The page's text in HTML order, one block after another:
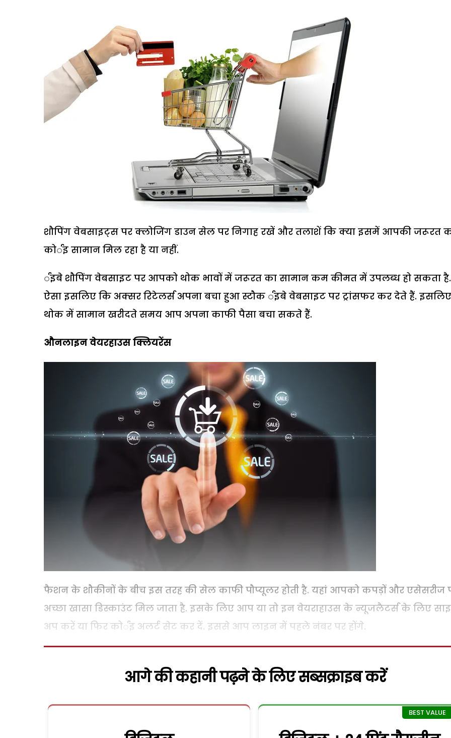
शौपिंग वेबसाइट्स पर क्लोजिंग डाउन सेल पर निगाह रखें और तलाशें कि क्या इसमें आपकी जरूरत
कोर्इ सामान मिल रहा है या नहीं.
र्इबे शौपिंग वेबसाइट पर आपको थोक भावों में जरूरत का सामान कम कीमत में उपलब्ध हो सकता है.
ऐसा इसलिए कि अक्सर रिटेलर्स अपना बचा हुआ स्टौक र्इबे वेबसाइट पर ट्रांसफर कर देते हैं. इसलिए
थोक में सामान खरीदते समय आप अपना काफी पैसा बचा सकते हैं.
औनलाइन वेयरहाउस क्लियरेंस
फैशन के शौकीनों के बीच इस तरह की सेल काफी पौप्यूलर होती है. यहां आपको कपड़ों और एसेसरीज
अच्छा खासा डिस्काउंट मिल जाता है. इसके लिए आप या तो इन वेयराहाउस के न्यूजलैटर्स के लिए
अप करें या फिर कोर्इ अलर्ट सेट कर दें. इससे आप लाइन में पहले नंबर पर होंगे.
आगे की कहानी पढ़ने के लिए सब्सक्राइब करें